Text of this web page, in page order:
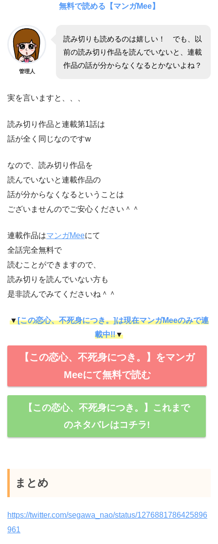
無料で読める【マンガMee】
管理人
読み切りも読めるのは嬉しい！ でも、以
前の読み切り作品を読んでいないと、連載
作品の話が分からなくなるとかないよね？
実を言いますと、、、
読み切り作品と連載第1話は
話が全く同じなのですw
なので、読み切り作品を
読んでいないと連載作品の
話が分からなくなるということは
ございませんのでご安心ください＾＾
連載作品はマンガMeeにて
全話完全無料で
読むことができますので、
読み切りを読んでいない方も
是非読んでみてくださいね＾＾
▼[この恋心、不死身につき。]は現在マンガMeeのみで連
載中!!▼
【この恋心、不死身につき。】をマンガ
Meeにて無料で読む
【この恋心、不死身につき。】これまで
のネタバレはコチラ!
まとめ
https://twitter.com/segawa_nao/status/1276881786425896
961